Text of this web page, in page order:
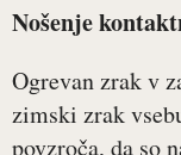
Nošenje
Ogrevan zrak v
zimski zrak
povzroča, da so